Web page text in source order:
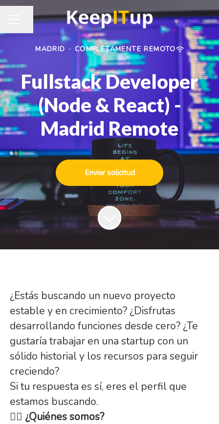
MENÚ DE EMPLEO
Compartir página
MADRID · COMPLETAMENTE REMOTO
Fullstack Developer
(Node & React) -
Madrid Remote
Enviar solicitud
¿Estás buscando un nuevo proyecto
estable y en crecimiento? ¿Disfrutas
desarrollando funciones desde cero? ¿Te
gustaría trabajar en una startup con un
sólido historial y los recursos para seguir
creciendo?
Si tu respuesta es sí, eres el perfil que
estamos buscando.
🏋️‍♀️ ¿Quiénes somos?